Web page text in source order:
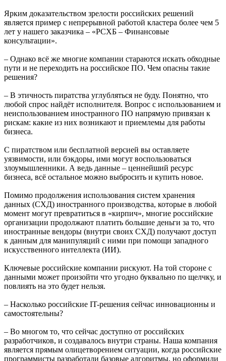
Ярким доказательством зрелости российских решений
является пример с непрерывной работой кластера более чем 5
лет у нашего заказчика – «РСХБ – Финансовые
консультации».
– Однако всё же многие компании стараются искать обходные
пути и не переходить на российское ПО. Чем опасны такие
решения?
– В этичность пиратства углубляться не буду. Понятно, что
любой спрос найдёт исполнителя. Вопрос с использованием и
неиспользованием иностранного ПО напрямую привязан к
рискам: какие из них возникают и приемлемы для работы
бизнеса.
С пиратством или бесплатной версией вы оставляете
уязвимости, или бэкдоры, ими могут воспользоваться
злоумышленники. А ведь данные – ценнейший ресурс
бизнеса, всё остальное можно выбросить и купить новое.
Помимо продолжения использования систем хранения
данных (СХД) иностранного производства, которые в любой
момент могут превратиться в «кирпич», многие российские
организации продолжают платить большие деньги за то, что
иностранные вендоры (внутри своих СХД) получают доступ
к данным для манипуляций с ними при помощи западного
искусственного интеллекта (ИИ).
Ключевые российские компании рискуют. На той стороне с
данными может произойти что угодно буквально по щелчку, и
повлиять на это будет нельзя.
– Насколько российские IT-решения сейчас инновационны и
самостоятельны?
– Во многом то, что сейчас доступно от российских
разработчиков, и создавалось внутри страны. Наша компания
является прямым олицетворением ситуации, когда российские
программисты разработали базовые алгоритмы, но оформили